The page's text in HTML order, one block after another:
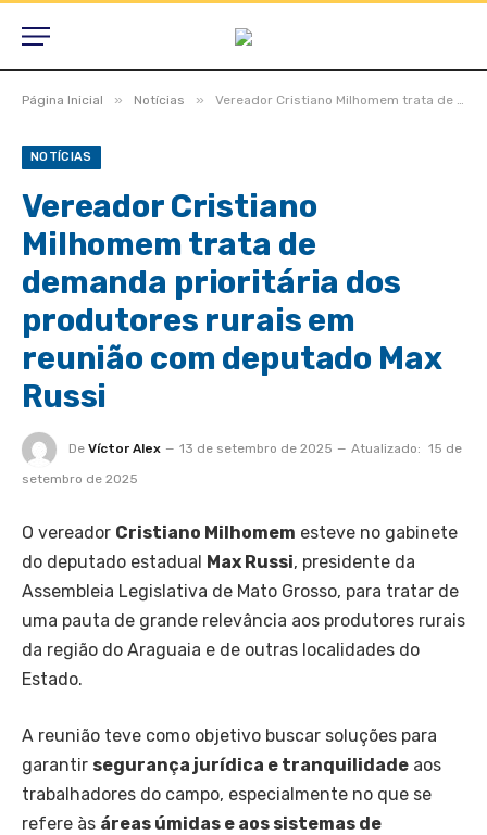
Página Inicial » Notícias » Vereador Cristiano Milhomem trata de demanda prioritária dos produtores rurais em reunião com deputado Max Russi
NOTÍCIAS
Vereador Cristiano
Milhomem trata de
demanda prioritária dos
produtores rurais em
reunião com deputado Max
Russi
De Víctor Alex 13 de setembro de 2025 Atualizado: 15 de
setembro de 2025
O vereador Cristiano Milhomem esteve no gabinete
do deputado estadual Max Russi, presidente da
Assembleia Legislativa de Mato Grosso, para tratar de
uma pauta de grande relevância aos produtores rurais
da região do Araguaia e de outras localidades do
Estado.
A reunião teve como objetivo buscar soluções para
garantir segurança jurídica e tranquilidade aos
trabalhadores do campo, especialmente no que se
refere às áreas úmidas e aos sistemas de